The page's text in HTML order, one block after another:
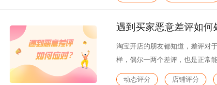
遇到买家恶意差评如何
淘宝开店的朋友都知道，差评对
样，偶尔一两个差评，也是正常
低宝贝的搜索排名，会影响买家
动态评分 店铺评分